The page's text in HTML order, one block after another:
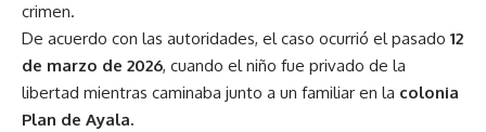
crimen.
De acuerdo con las autoridades, el caso ocurrió el pasado 12
de marzo de 2026, cuando el niño fue privado de la
libertad mientras caminaba junto a un familiar en la colonia
Plan de Ayala.